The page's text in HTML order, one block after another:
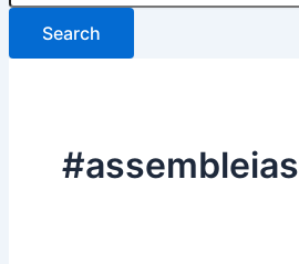
Search
#assembleias